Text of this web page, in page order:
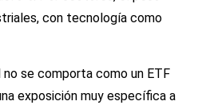
con tecnología como
no se comporta como un ETF
exposición muy específica a